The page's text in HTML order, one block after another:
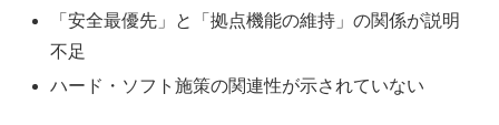
「安全最優先」と「拠点機能の維持」の関係が説明
不足
ハード・ソフト施策の関連性が示されていない